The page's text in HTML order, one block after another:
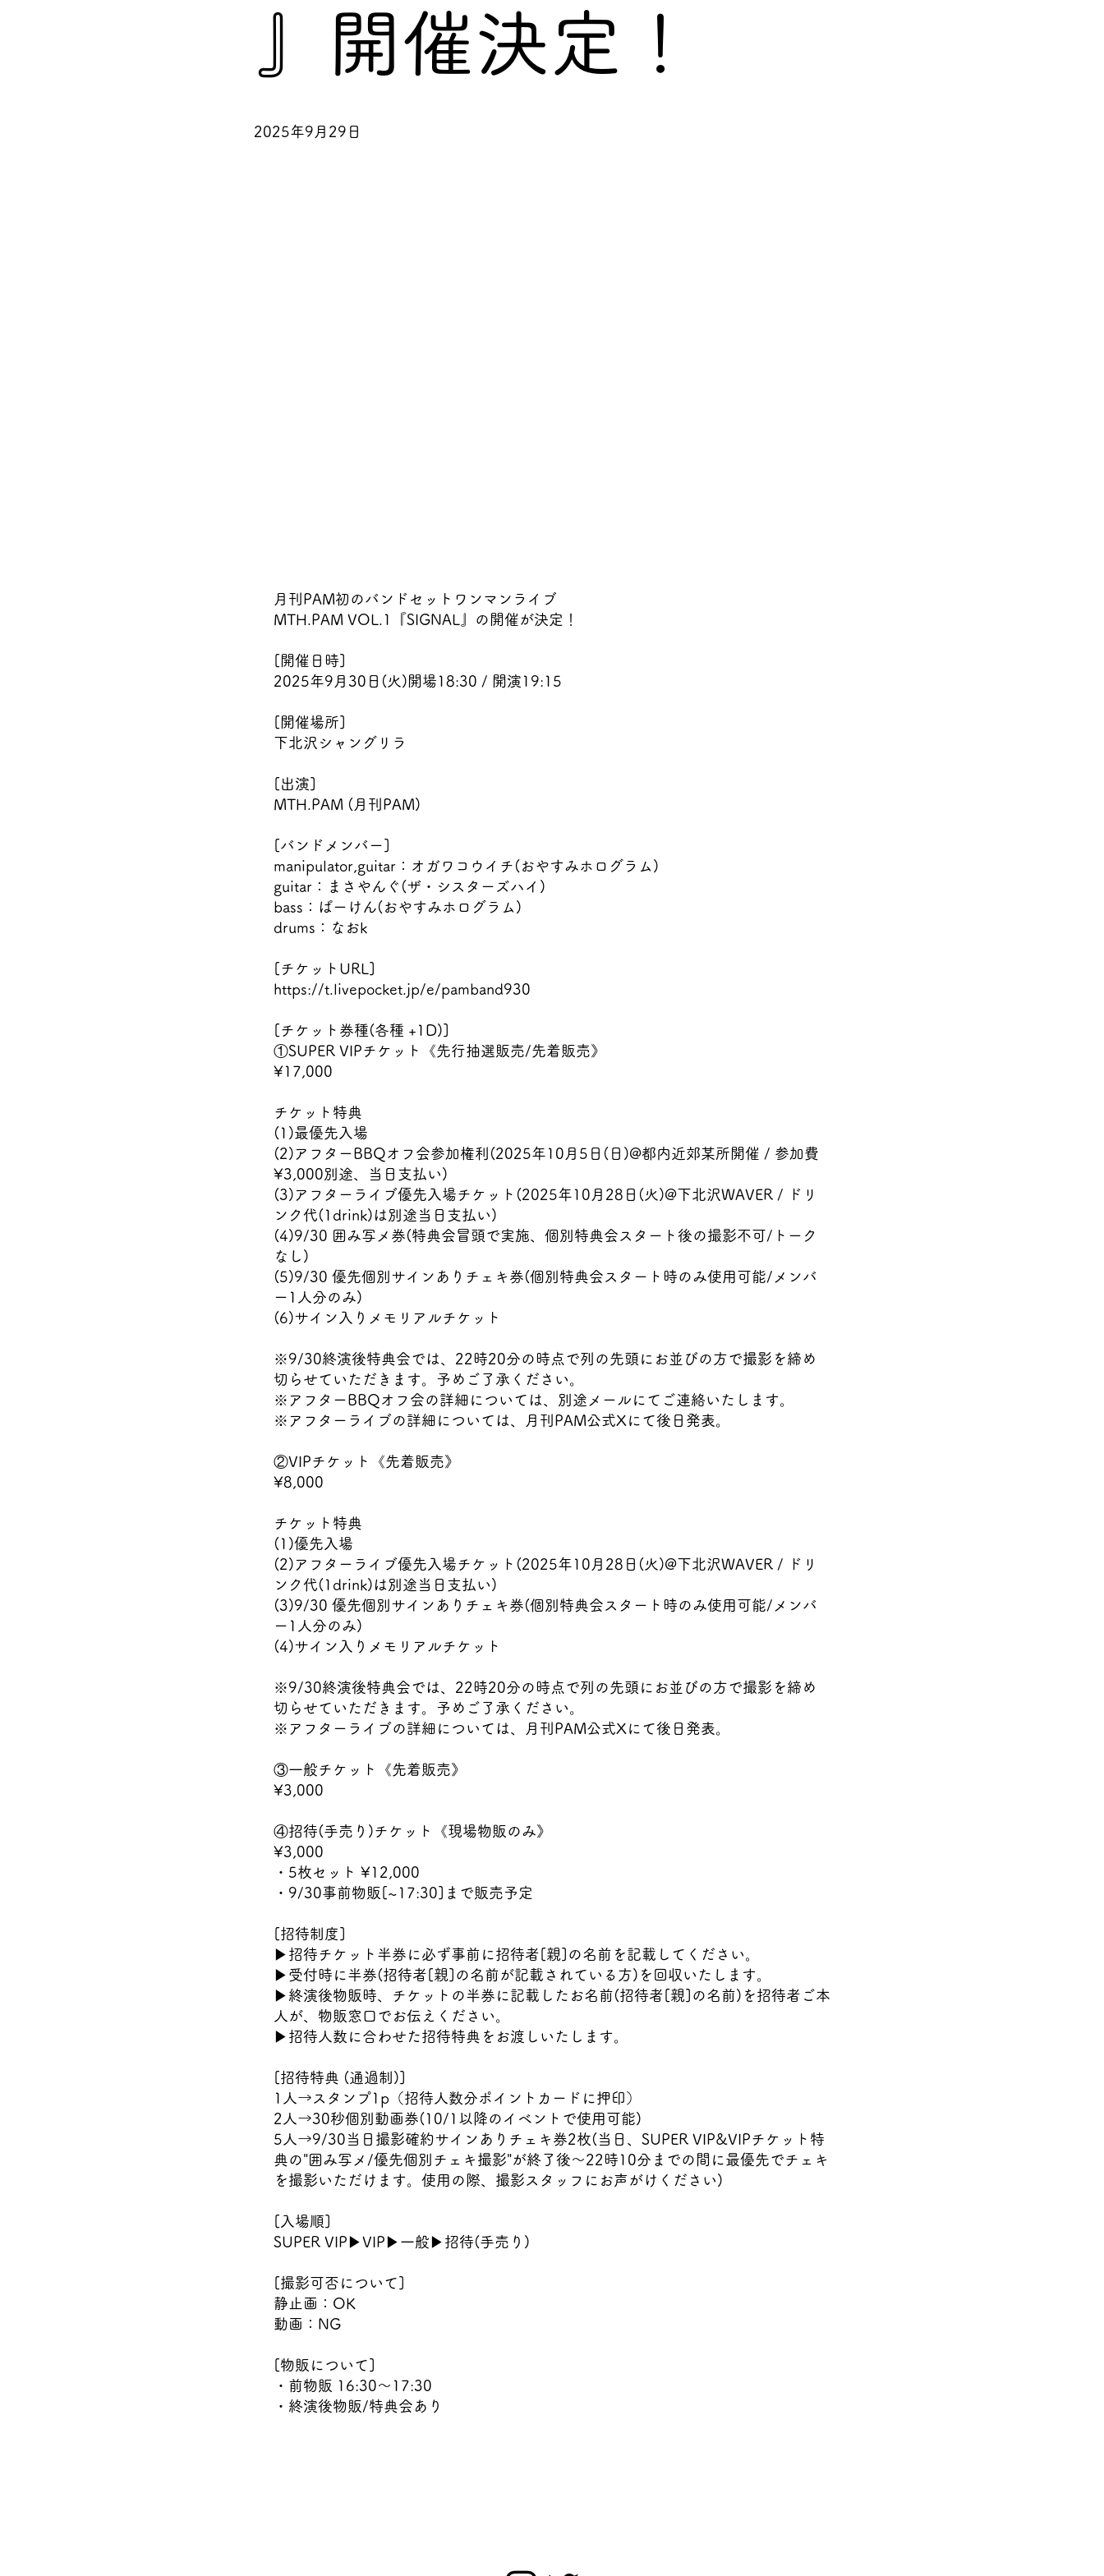
』開催決定！
2025年9月29日
月刊PAM初のバンドセットワンマンライブ
MTH.PAM VOL.1『SIGNAL』の開催が決定！
[開催日時]
2025年9月30日(火)開場18:30 / 開演19:15
[開催場所]
下北沢シャングリラ
[出演]
MTH.PAM (月刊PAM)
[バンドメンバー]
manipulator,guitar：オガワコウイチ(おやすみホログラム)
guitar：まさやんぐ(ザ・シスターズハイ)
bass：ぱーけん(おやすみホログラム)
drums：なおk
[チケットURL]
https://t.livepocket.jp/e/pamband930
[チケット券種(各種 +1D)]
①SUPER VIPチケット《先行抽選販売/先着販売》
¥17,000
チケット特典
(1)最優先入場
(2)アフターBBQオフ会参加権利(2025年10月5日(日)@都内近郊某所開催 / 参加費
¥3,000別途、当日支払い)
(3)アフターライブ優先入場チケット(2025年10月28日(火)@下北沢WAVER / ドリ
ンク代(1drink)は別途当日支払い)
(4)9/30 囲み写メ券(特典会冒頭で実施、個別特典会スタート後の撮影不可/トーク
なし)
(5)9/30 優先個別サインありチェキ券(個別特典会スタート時のみ使用可能/メンバ
ー1人分のみ)
(6)サイン入りメモリアルチケット
※9/30終演後特典会では、22時20分の時点で列の先頭にお並びの方で撮影を締め
切らせていただきます。予めご了承ください。
※アフターBBQオフ会の詳細については、別途メールにてご連絡いたします。
※アフターライブの詳細については、月刊PAM公式Xにて後日発表。
②VIPチケット《先着販売》
¥8,000
チケット特典
(1)優先入場
(2)アフターライブ優先入場チケット(2025年10月28日(火)@下北沢WAVER / ドリ
ンク代(1drink)は別途当日支払い)
(3)9/30 優先個別サインありチェキ券(個別特典会スタート時のみ使用可能/メンバ
ー1人分のみ)
(4)サイン入りメモリアルチケット
※9/30終演後特典会では、22時20分の時点で列の先頭にお並びの方で撮影を締め
切らせていただきます。予めご了承ください。
※アフターライブの詳細については、月刊PAM公式Xにて後日発表。
③一般チケット《先着販売》
¥3,000
④招待(手売り)チケット《現場物販のみ》
¥3,000
・5枚セット ¥12,000
・9/30事前物販[~17:30]まで販売予定
[招待制度]
▶招待チケット半券に必ず事前に招待者[親]の名前を記載してください。
▶受付時に半券(招待者[親]の名前が記載されている方)を回収いたします。
▶終演後物販時、チケットの半券に記載したお名前(招待者[親]の名前)を招待者ご本
人が、物販窓口でお伝えください。
▶招待人数に合わせた招待特典をお渡しいたします。
[招待特典 (通過制)]
1人→スタンプ1p（招待人数分ポイントカードに押印）
2人→30秒個別動画券(10/1以降のイベントで使用可能)
5人→9/30当日撮影確約サインありチェキ券2枚(当日、SUPER VIP&VIPチケット特
典の"囲み写メ/優先個別チェキ撮影"が終了後～22時10分までの間に最優先でチェキ
を撮影いただけます。使用の際、撮影スタッフにお声がけください)
[入場順]
SUPER VIP▶VIP▶一般▶招待(手売り)
[撮影可否について]
静止画：OK
動画：NG
[物販について]
・前物販 16:30～17:30
・終演後物販/特典会あり